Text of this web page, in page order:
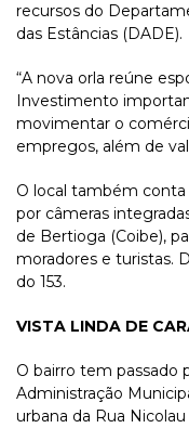
recursos do
das Estâncias (DADE).
“A nova orla reúne
Investimento
movimentar o
empregos, além de
O local também
por câmeras
de Bertioga (Coibe),
moradores e turistas.
do 153.
VISTA LINDA DE
O bairro tem passado
Administração
urbana da Rua